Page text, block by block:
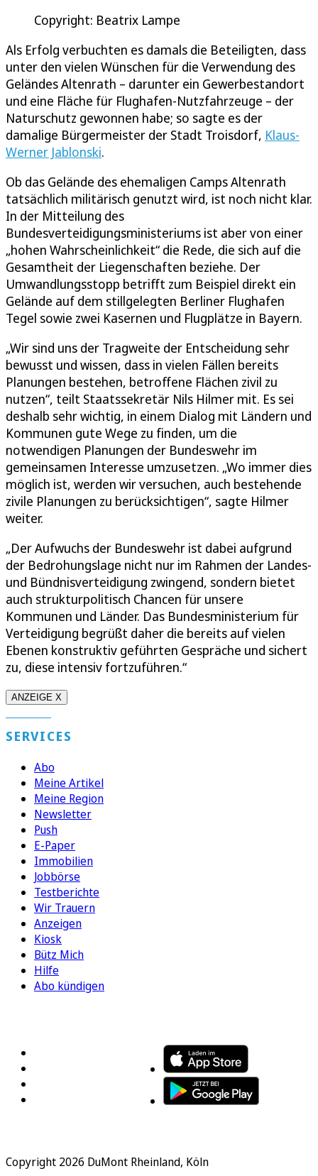
Copyright: Beatrix Lampe
Als Erfolg verbuchten es damals die Beteiligten, dass
unter den vielen Wünschen für die Verwendung des
Geländes Altenrath – darunter ein Gewerbestandort
und eine Fläche für Flughafen-Nutzfahrzeuge – der
Naturschutz gewonnen habe; so sagte es der
damalige Bürgermeister der Stadt Troisdorf, Klaus-
Werner Jablonski.
Ob das Gelände des ehemaligen Camps Altenrath
tatsächlich militärisch genutzt wird, ist noch nicht klar.
In der Mitteilung des
Bundesverteidigungsministeriums ist aber von einer
„hohen Wahrscheinlichkeit“ die Rede, die sich auf die
Gesamtheit der Liegenschaften beziehe. Der
Umwandlungsstopp betrifft zum Beispiel direkt ein
Gelände auf dem stillgelegten Berliner Flughafen
Tegel sowie zwei Kasernen und Flugplätze in Bayern.
„Wir sind uns der Tragweite der Entscheidung sehr
bewusst und wissen, dass in vielen Fällen bereits
Planungen bestehen, betroffene Flächen zivil zu
nutzen“, teilt Staatssekretär Nils Hilmer mit. Es sei
deshalb sehr wichtig, in einem Dialog mit Ländern und
Kommunen gute Wege zu finden, um die
notwendigen Planungen der Bundeswehr im
gemeinsamen Interesse umzusetzen. „Wo immer dies
möglich ist, werden wir versuchen, auch bestehende
zivile Planungen zu berücksichtigen“, sagte Hilmer
weiter.
„Der Aufwuchs der Bundeswehr ist dabei aufgrund
der Bedrohungslage nicht nur im Rahmen der Landes-
und Bündnisverteidigung zwingend, sondern bietet
auch strukturpolitisch Chancen für unsere
Kommunen und Länder. Das Bundesministerium für
Verteidigung begrüßt daher die bereits auf vielen
Ebenen konstruktiv geführten Gespräche und sichert
zu, diese intensiv fortzuführen.“
ANZEIGE X
SERVICES
Abo
Meine Artikel
Meine Region
Newsletter
Push
E-Paper
Immobilien
Jobbörse
Testberichte
Wir Trauern
Anzeigen
Kiosk
Bütz Mich
Hilfe
Abo kündigen
Copyright 2026 DuMont Rheinland, Köln